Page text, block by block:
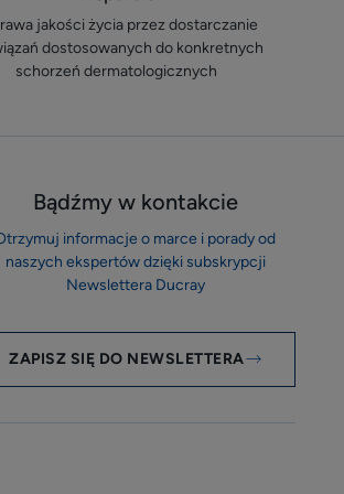
jakości życia przez dostarczanie
dostosowanych do konkretnych
schorzeń dermatologicznych
Bądźmy w kontakcie
informacje o marce i porady od
naszych ekspertów dzięki subskrypcji
Newslettera Ducray
ZAPISZ SIĘ DO NEWSLETTERA